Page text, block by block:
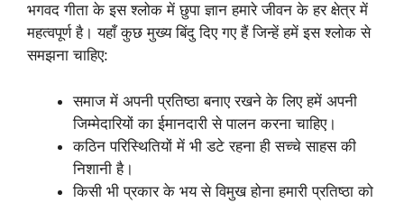
भगवद गीता के इस श्लोक में छुपा ज्ञान हमारे जीवन के हर क्षेत्र में
महत्वपूर्ण है। यहाँ कुछ मुख्य बिंदु दिए गए हैं जिन्हें हमें इस श्लोक से
समझना चाहिए:
समाज में अपनी प्रतिष्ठा बनाए रखने के लिए हमें अपनी
जिम्मेदारियों का ईमानदारी से पालन करना चाहिए।
कठिन परिस्थितियों में भी डटे रहना ही सच्चे साहस की
निशानी है।
किसी भी प्रकार के भय से विमुख होना हमारी प्रतिष्ठा को